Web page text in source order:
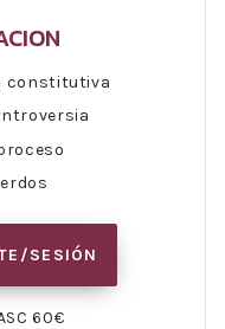
constitutiva
SESIÓN
60€